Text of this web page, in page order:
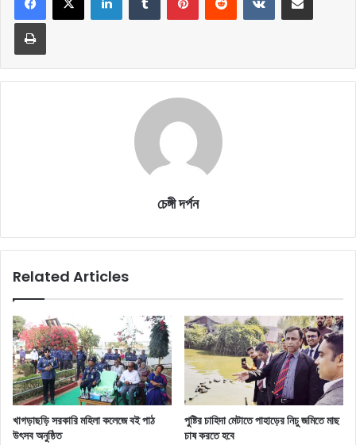
Print
চেঙ্গী দর্পন
Related Articles
খাগড়াছড়ি সরকারি মহিলা কলেজে বই পাঠ
উৎসব অনুষ্ঠিত
পুষ্টির চাহিদা মেটাতে পাহাড়ের নিচু জমিতে মাছ
চাষ করতে হবে